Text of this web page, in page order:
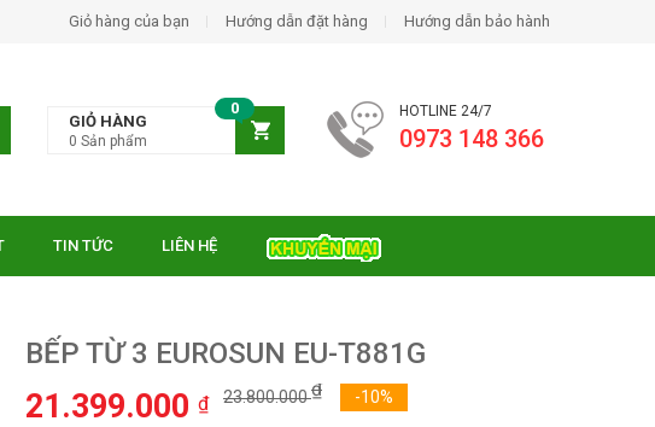
Giỏ hàng của bạn Hướng dẫn đặt hàng Hướng dẫn bảo hành
HOTLINE 24/7
0973 148 366
GIỎ HÀNG
0
0 Sản phẩm
TIN TỨC LIÊN HỆ
BẾP TỪ 3 EUROSUN EU-T881G
21.399.000 ₫ 23.800.000₫ -10%